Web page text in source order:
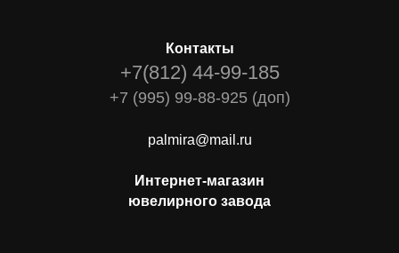
Контакты
+7(812) 44-99-185
+7 (995) 99-88-925 (доп)
palmira@mail.ru
Интернет-магазин
ювелирного завода